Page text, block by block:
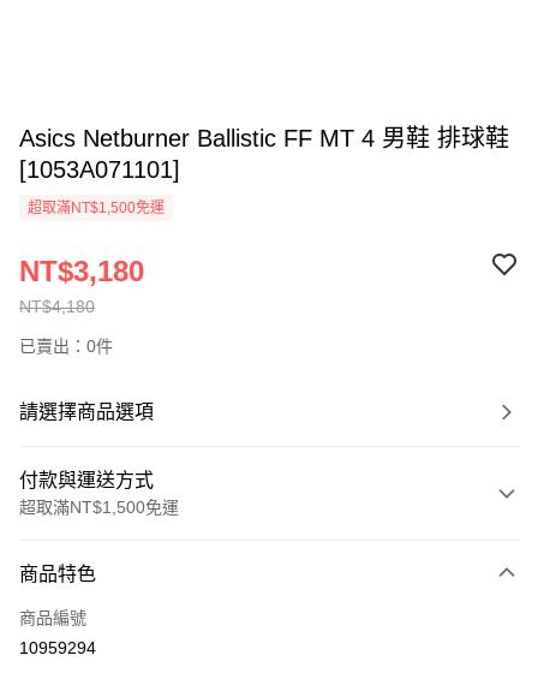
Asics Netburner Ballistic FF MT 4 男鞋 排球鞋
[1053A071101]
超取滿NT$1,500免運
NT$4,180
NT$3,180
已賣出：0件
請選擇商品選項
付款與運送方式
超取滿NT$1,500免運
信用卡一次付款
信用卡分期付款
商品特色
商品編號
10959294